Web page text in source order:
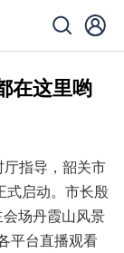
在这里哟
指导，韶关市
式启动。市长殷
场丹霞山风景
平台直播观看